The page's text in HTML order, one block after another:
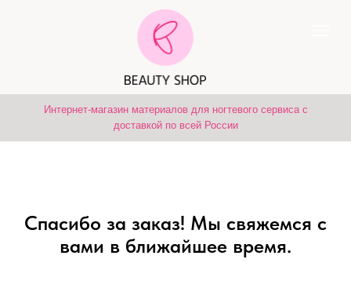
Интернет-магазин материалов для ногтевого сервиса с
доставкой по всей России
Спасибо за заказ! Мы свяжемся с
вами в ближайшее время.